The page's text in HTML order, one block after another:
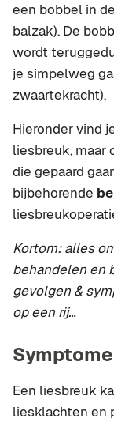
een bobbel in
balzak). De
wordt
je simpelweg
zwaartekracht).
Hieronder vind
liesbreuk, maar
die gepaard
bijbehorende
Kortom: alles
behandelen en
gevolgen &
op een rij…
Een liesbreuk
liesklachten en